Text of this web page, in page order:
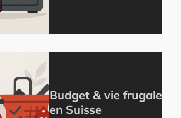
Budget & vie frugale
en Suisse